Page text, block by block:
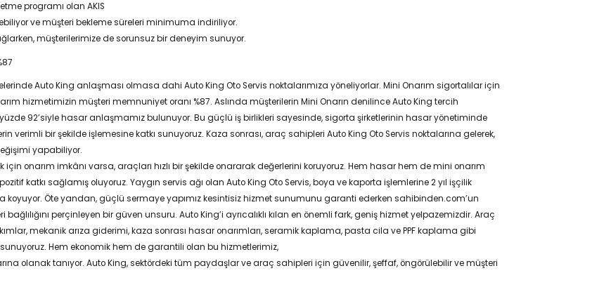
programı olan AKIS
ve müşteri bekleme süreleri minimuma indiriliyor.
müşterilerimize de sorunsuz bir deneyim sunuyor.
Auto King anlaşması olmasa dahi Auto King Oto Servis noktalarımıza yöneliyorlar. Mini Onarım sigortalılar için
hizmetimizin müşteri memnuniyet oranı %87. Aslında müşterilerin Mini Onarın denilince Auto King tercih
92’siyle hasar anlaşmamız bulunuyor. Bu güçlü iş birlikleri sayesinde, sigorta şirketlerinin hasar yönetiminde
verimli bir şekilde işlemesine katkı sunuyoruz. Kaza sonrası, araç sahipleri Auto King Oto Servis noktalarına gelerek,
yapabiliyor.
için onarım imkânı varsa, araçları hızlı bir şekilde onararak değerlerini koruyoruz. Hem hasar hem de mini onarım
katkı sağlamış oluyoruz. Yaygın servis ağı olan Auto King Oto Servis, boya ve kaporta işlemlerine 2 yıl işçilik
Öte yandan, güçlü sermaye yapımız kesintisiz hizmet sunumunu garanti ederken sahibinden.com’un
perçinleyen bir güven unsuru. Auto King’i ayrıcalıklı kılan en önemli fark, geniş hizmet yelpazemizdir. Araç
mekanik arıza giderimi, kaza sonrası hasar onarımları, seramik kaplama, pasta cila ve PPF kaplama gibi
Hem ekonomik hem de garantili olan bu hizmetlerimiz,
olanak tanıyor. Auto King, sektördeki tüm paydaşlar ve araç sahipleri için güvenilir, şeffaf, öngörülebilir ve müşteri